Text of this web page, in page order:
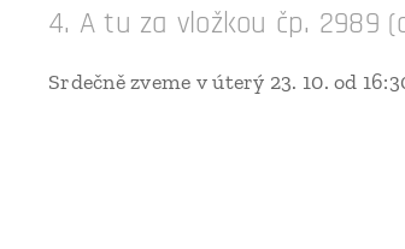
4. A tu za vložkou čp. 2989
Srdečně zveme v úterý 23. 10. od